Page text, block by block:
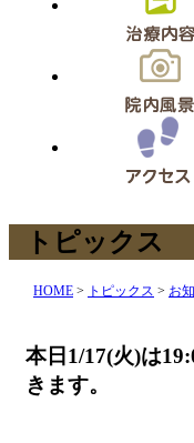
トピックス
HOME > トピックス > お
本日1/17(火)は
きます。